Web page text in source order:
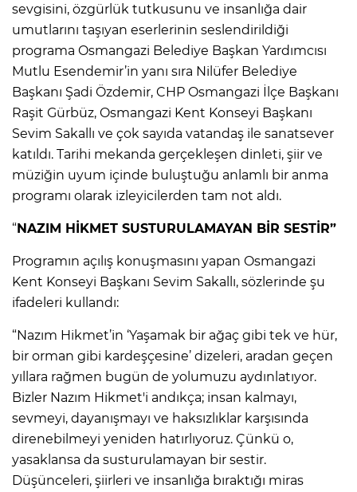
sevgisini, özgürlük tutkusunu ve insanlığa dair
umutlarını taşıyan eserlerinin seslendirildiği
programa Osmangazi Belediye Başkan Yardımcısı
Mutlu Esendemir’in yanı sıra Nilüfer Belediye
Başkanı Şadi Özdemir, CHP Osmangazi İlçe Başkanı
Raşit Gürbüz, Osmangazi Kent Konseyi Başkanı
Sevim Sakallı ve çok sayıda vatandaş ile sanatsever
katıldı. Tarihi mekanda gerçekleşen dinleti, şiir ve
müziğin uyum içinde buluştuğu anlamlı bir anma
programı olarak izleyicilerden tam not aldı.
“NAZIM HİKMET SUSTURULAMAYAN BİR SESTİR”
Programın açılış konuşmasını yapan Osmangazi
Kent Konseyi Başkanı Sevim Sakallı, sözlerinde şu
ifadeleri kullandı:
“Nazım Hikmet’in ‘Yaşamak bir ağaç gibi tek ve hür,
bir orman gibi kardeşçesine’ dizeleri, aradan geçen
yıllara rağmen bugün de yolumuzu aydınlatıyor.
Bizler Nazım Hikmet'i andıkça; insan kalmayı,
sevmeyi, dayanışmayı ve haksızlıklar karşısında
direnebilmeyi yeniden hatırlıyoruz. Çünkü o,
yasaklansa da susturulamayan bir sestir.
Düşünceleri, şiirleri ve insanlığa bıraktığı miras